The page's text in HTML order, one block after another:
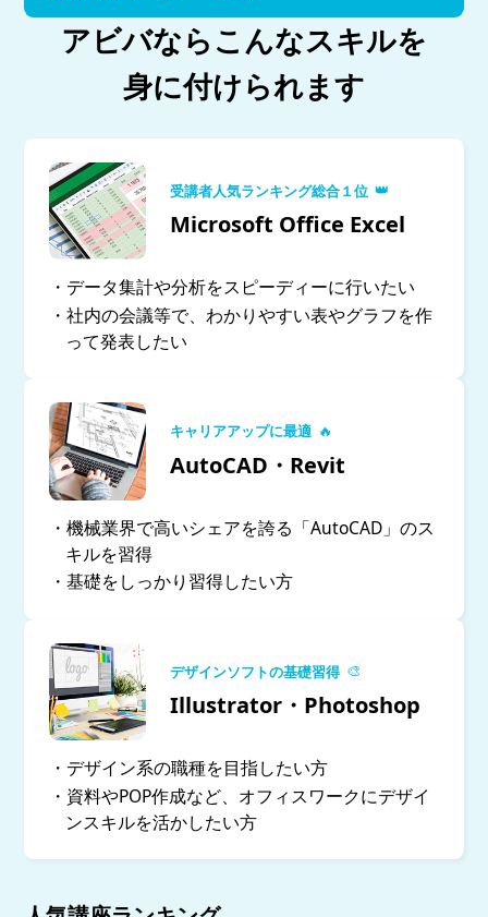
アビバならこんなスキルを
身に付けられます
受講者人気ランキング総合１位 👑
Microsoft Office Excel
・データ集計や分析をスピーディーに行いたい
・社内の会議等で、わかりやすい表やグラフを作
って発表したい
キャリアアップに最適 🔥
AutoCAD・Revit
・機械業界で高いシェアを誇る「AutoCAD」のス
キルを習得
・基礎をしっかり習得したい方
デザインソフトの基礎習得 🎨
Illustrator・Photoshop
・デザイン系の職種を目指したい方
・資料やPOP作成など、オフィスワークにデザイ
ンスキルを活かしたい方